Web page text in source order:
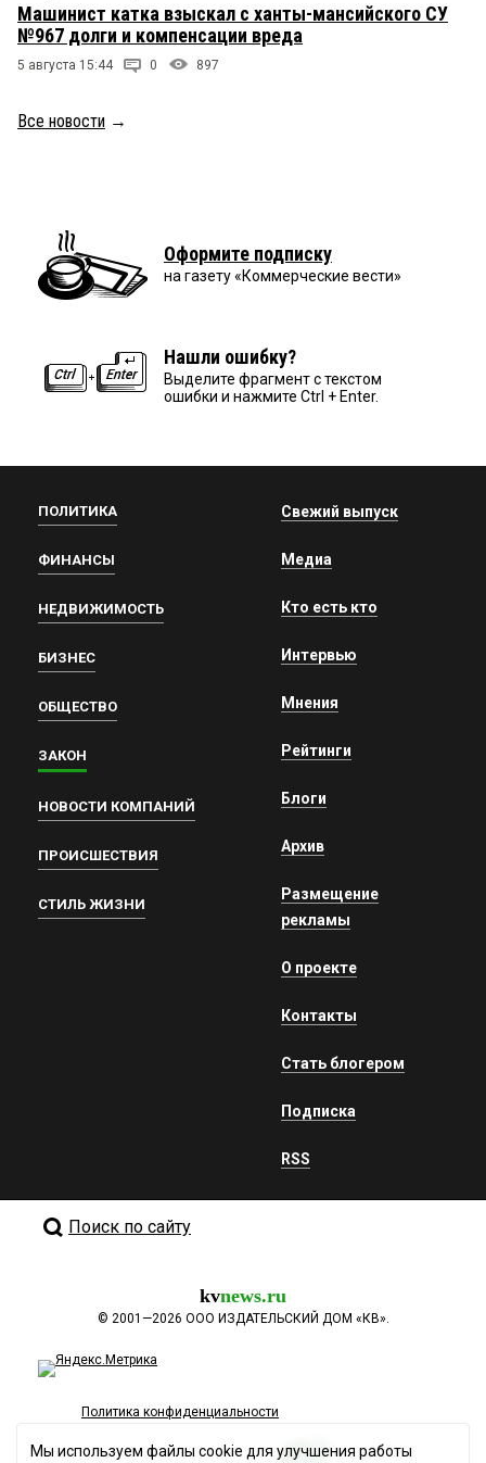
Машинист катка взыскал с ханты-мансийского СУ
№967 долги и компенсации вреда
5 августа 15:44 0 897
Все новости →
Оформите подписку
на газету «Коммерческие вести»
Нашли ошибку?
Выделите фрагмент с текстом
ошибки и нажмите Ctrl + Enter.
ПОЛИТИКА
ФИНАНСЫ
НЕДВИЖИМОСТЬ
БИЗНЕС
ОБЩЕСТВО
ЗАКОН
НОВОСТИ КОМПАНИЙ
ПРОИСШЕСТВИЯ
СТИЛЬ ЖИЗНИ
Свежий выпуск
Медиа
Кто есть кто
Интервью
Мнения
Рейтинги
Блоги
Архив
Размещение
рекламы
О проекте
Контакты
Стать блогером
Подписка
RSS
Поиск по сайту
kvnews.ru
© 2001—2026 ООО ИЗДАТЕЛЬСКИЙ ДОМ «КВ».
Политика конфиденциальности
Мы используем файлы cookie для улучшения работы